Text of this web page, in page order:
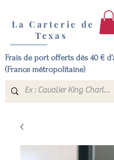
La Carterie de
Texas
Frais de port offerts dès 40 €
(France métropolitaine)